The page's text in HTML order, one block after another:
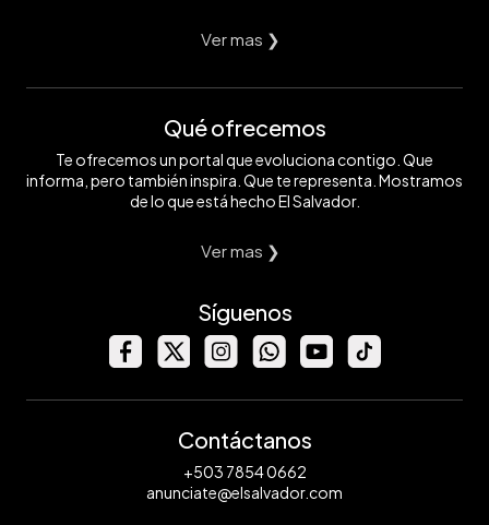
Ver mas ❯
Qué ofrecemos
Te ofrecemos un portal que evoluciona contigo. Que
informa, pero también inspira. Que te representa. Mostramos
de lo que está hecho El Salvador.
Ver mas ❯
Síguenos
Contáctanos
+503 7854 0662
anunciate@elsalvador.com